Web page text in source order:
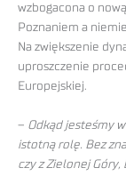
wzbogacona o
Poznaniem a
Na zwiększenie
uproszczenie
Europejskiej.
– Odkąd jesteśmy
istotną rolę. Bez
czy z Zielonej